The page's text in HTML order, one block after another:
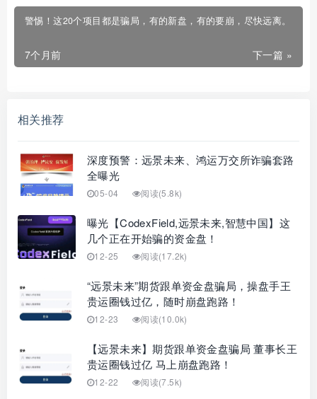
警惕！这20个项目都是骗局，有的新盘，有的要崩，尽快远离。
下一篇 »
7个月前
相关推荐
深度预警：远景未来、鸿运万交所诈骗套路
全曝光
05-04 阅读(5.8k)
曝光【CodexField,远景未来,智慧中国】这
几个正在开始骗的资金盘！
12-25 阅读(17.2k)
“远景未来”期货跟单资金盘骗局，操盘手王
贵运圈钱过亿，随时崩盘跑路！
12-23 阅读(10.0k)
【远景未来】期货跟单资金盘骗局 董事长王
贵运圈钱过亿 马上崩盘跑路！
12-22 阅读(7.5k)